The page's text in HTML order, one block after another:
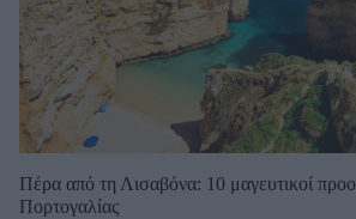
Πέρα από τη Λισαβόνα: 10 μαγευτικοί
Πορτογαλίας